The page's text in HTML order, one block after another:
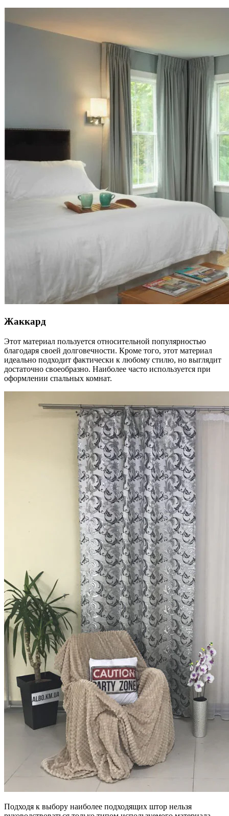
Жаккард
Этот материал пользуется относительной популярностью
благодаря своей долговечности. Кроме того, этот материал
идеально подходит фактически к любому стилю, но выглядит
достаточно своеобразно. Наиболее часто используется при
оформлении спальных комнат.
Подходя к выбору наиболее подходящих штор нельзя